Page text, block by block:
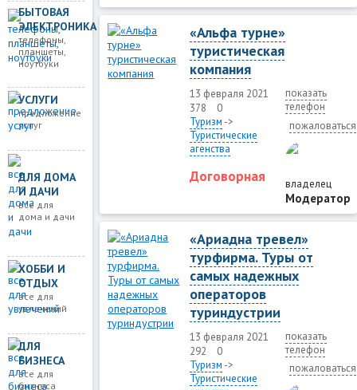
БЫТОВАЯ
ЭЛЕКТРОНИКА
телефоны,
планшеты,
ноутбуки
УСЛУГИ
предложение
услуг
ДЛЯ ДОМА
И ДАЧИ
все для
дома и дачи
ХОББИ И
ОТДЫХ
все для
увлечений
ДЛЯ
БИЗНЕСА
все для
бизнеса
«Альфа турне»
туристическая
компания
13 февраля 2021
378
0
Туризм ->
Туристические
агенства
Договорная
показать
телефон
пожаловаться
владелец
Модератор
«Ариадна тревел»
турфирма. Туры от
самых надежных
операторов
туриндустрии
13 февраля 2021
292
0
Туризм ->
Туристические
показать
телефон
пожаловаться